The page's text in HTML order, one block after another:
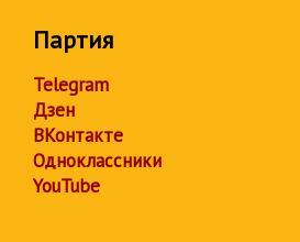
Партия
Telegram
Дзен
ВКонтакте
Одноклассники
YouTube